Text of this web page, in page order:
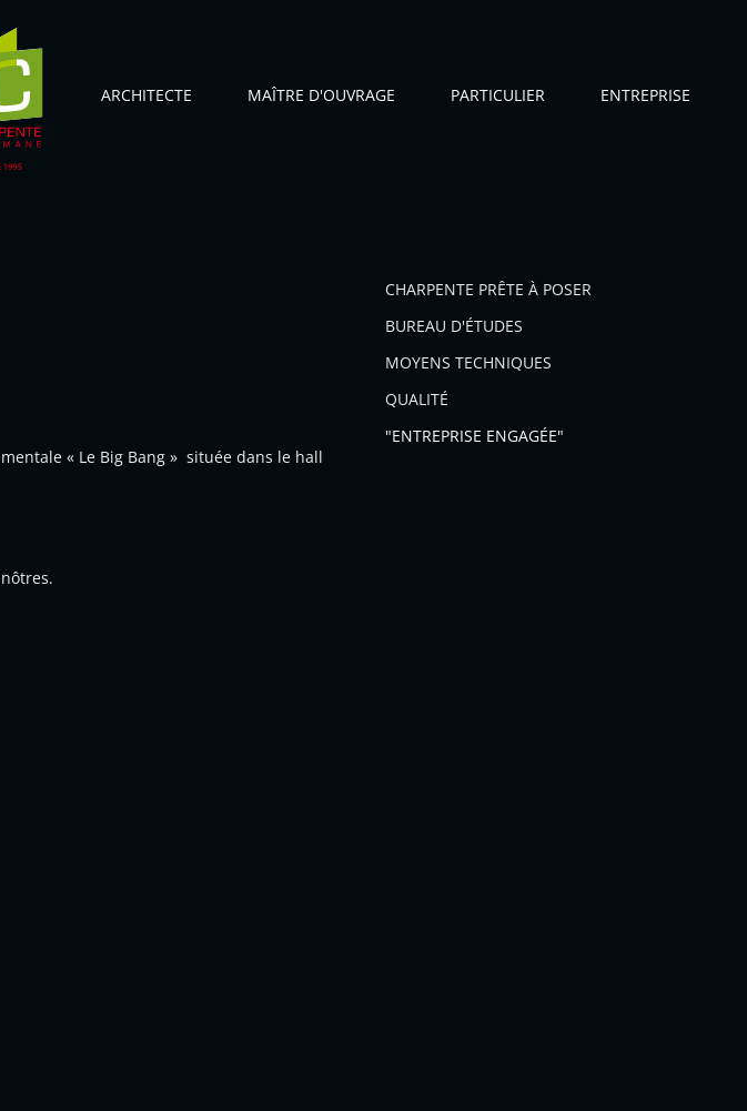
ARCHITECTE MAÎTRE D'OUVRAGE PARTICULIER ENTREPRISE
« Le Big Bang » située dans le hall
CHARPENTE PRÊTE À POSER
BUREAU D'ÉTUDES
MOYENS TECHNIQUES
QUALITÉ
"ENTREPRISE ENGAGÉE"